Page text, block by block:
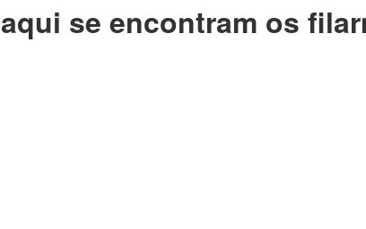
se encontram os